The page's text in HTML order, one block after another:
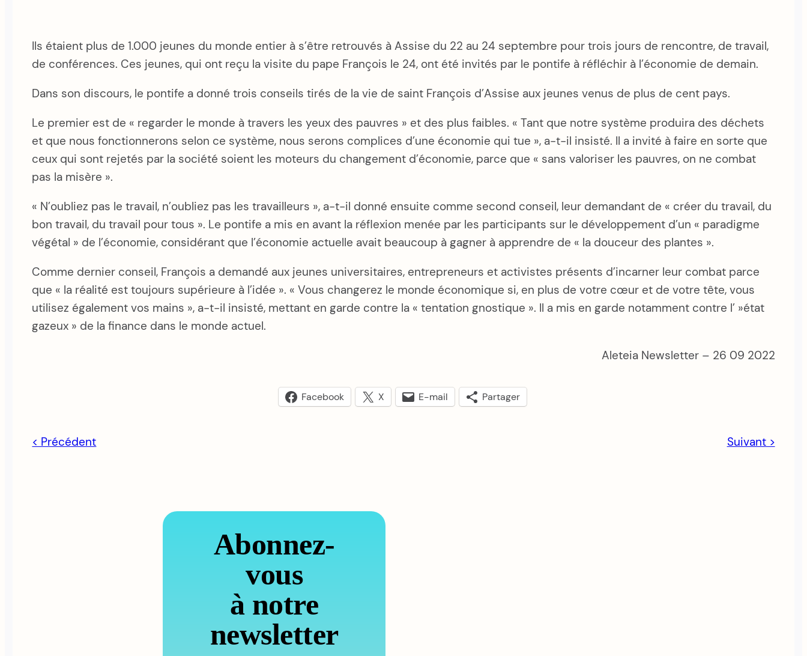
Ils étaient plus de 1.000 jeunes du monde entier à s’être retrouvés à Assise du 22 au 24 septembre pour trois jours de rencontre, de travail,
de conférences. Ces jeunes, qui ont reçu la visite du pape François le 24, ont été invités par le pontife à réfléchir à l’économie de demain.
Dans son discours, le pontife a donné trois conseils tirés de la vie de saint François d’Assise aux jeunes venus de plus de cent pays.
Le premier est de « regarder le monde à travers les yeux des pauvres » et des plus faibles. « Tant que notre système produira des déchets
et que nous fonctionnerons selon ce système, nous serons complices d’une économie qui tue », a-t-il insisté. Il a invité à faire en sorte que
ceux qui sont rejetés par la société soient les moteurs du changement d’économie, parce que « sans valoriser les pauvres, on ne combat
pas la misère ».
« N’oubliez pas le travail, n’oubliez pas les travailleurs », a-t-il donné ensuite comme second conseil, leur demandant de « créer du travail, du
bon travail, du travail pour tous ». Le pontife a mis en avant la réflexion menée par les participants sur le développement d’un « paradigme
végétal » de l’économie, considérant que l’économie actuelle avait beaucoup à gagner à apprendre de « la douceur des plantes ».
Comme dernier conseil, François a demandé aux jeunes universitaires, entrepreneurs et activistes présents d’incarner leur combat parce
que « la réalité est toujours supérieure à l’idée ». « Vous changerez le monde économique si, en plus de votre cœur et de votre tête, vous
utilisez également vos mains », a-t-il insisté, mettant en garde contre la « tentation gnostique ». Il a mis en garde notamment contre l’ »état
gazeux » de la finance dans le monde actuel.
Aleteia Newsletter – 26 09 2022
Facebook X E-mail Partager
< Précédent Suivant >
Abonnez-
vous
à notre
newsletter